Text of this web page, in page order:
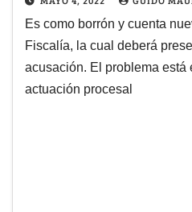
Es como borrón y cuenta
Fiscalía, la cual deberá
acusación. El problema está
actuación procesal